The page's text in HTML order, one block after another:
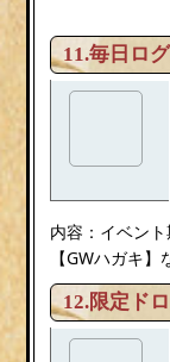
11.毎日ロ
内容： イベン
【GWハガキ 】
12.限定ド